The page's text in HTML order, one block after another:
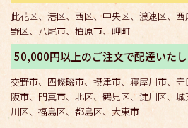
此花区、港区、西区、中央区、浪速区、
野区、八尾市、柏原市、岬町
50,000円以上のご注文で配達いた
交野市、四條畷市、摂津市、寝屋川市、
阪市、門真市、北区、鶴見区、淀川区、
川区、福島区、都島区、大東市